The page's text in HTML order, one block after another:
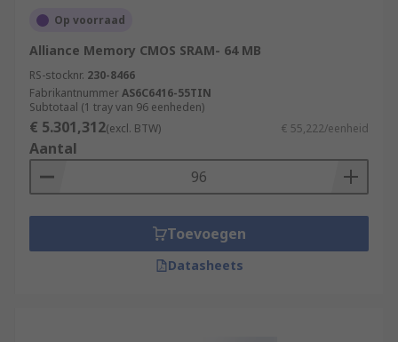
Op voorraad
Alliance Memory CMOS SRAM- 64 MB
RS-stocknr. 230-8466
FabrikantnummerAS6C6416-55TIN
Subtotaal (1 tray van 96 eenheden)
€ 5.301,312(excl. BTW) € 55,222/eenheid
Aantal
Toevoegen
Datasheets